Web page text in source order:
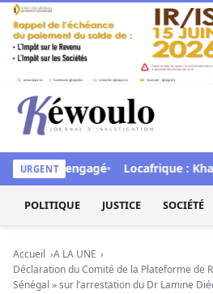
Aller au contenu
Kéwoulo, le premier site
URGENTengagé Locafrique :
POLITIQUE JUSTICE SOCIÉTÉ
Accueil
A LA UNE
Déclaration du Comité de la Plateforme de
Sénégal » sur l’arrestation du Dr Lamine